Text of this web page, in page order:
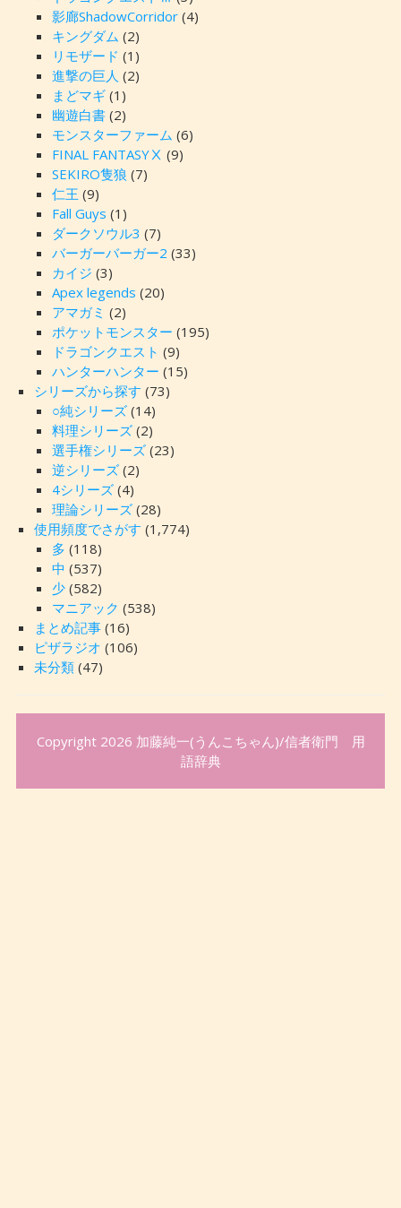
影廊ShadowCorridor(4)
キングダム (2)
リモザード (1)
進撃の巨人 (2)
まどマギ(1)
幽遊白書(2)
モンスターファーム (6)
FINAL FANTASYⅩ (9)
SEKIRO隻狼 (7)
仁王 (9)
Fall Guys (1)
ダークソウル3 (7)
バーガーバーガー2 (33)
カイジ (3)
Apex legends (20)
アマガミ (2)
ポケットモンスター (195)
ドラゴンクエスト (9)
ハンターハンター (15)
シリーズから探す (73)
○純シリーズ(14)
料理シリーズ(2)
選手権シリーズ(23)
逆シリーズ(2)
4シリーズ(4)
理論シリーズ(28)
使用頻度でさがす (1,774)
多 (118)
中 (537)
少(582)
マニアック (538)
まとめ記事(16)
ピザラジオ (106)
未分類(47)
Copyright 2026 加藤純一(うんこちゃん)/信者衛門 用
語辞典